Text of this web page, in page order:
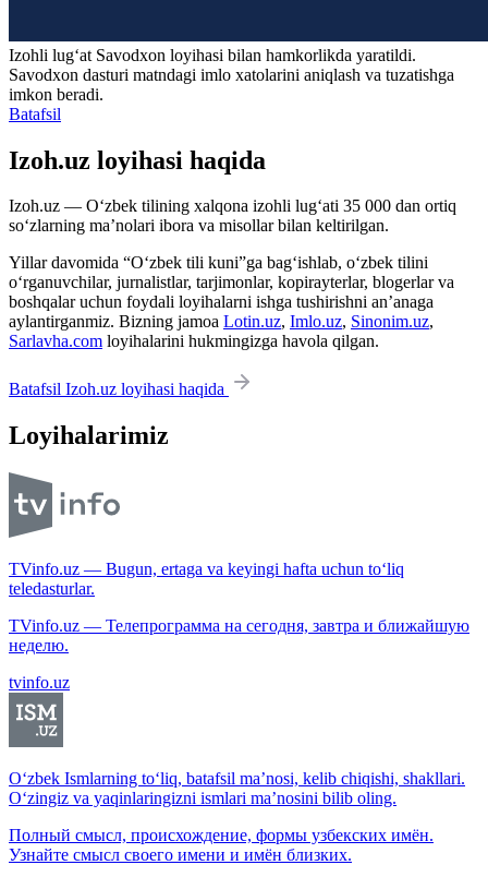
Izohli lugʻat Savodxon loyihasi bilan hamkorlikda yaratildi.
Savodxon dasturi matndagi imlo xatolarini aniqlash va tuzatishga
imkon beradi.
Batafsil
Izoh.uz loyihasi haqida
Izoh.uz — O‘zbek tilining xalqona izohli lug‘ati 35 000 dan ortiq
so‘zlarning ma’nolari ibora va misollar bilan keltirilgan.
Yillar davomida “O‘zbek tili kuni”ga bag‘ishlab, o‘zbek tilini
o‘rganuvchilar, jurnalistlar, tarjimonlar, kopirayterlar, blogerlar va
boshqalar uchun foydali loyihalarni ishga tushirishni an’anaga
aylantirganmiz. Bizning jamoa Lotin.uz, Imlo.uz, Sinonim.uz,
Sarlavha.com loyihalarini hukmingizga havola qilgan.
Batafsil Izoh.uz loyihasi haqida
Loyihalarimiz
TVinfo.uz — Bugun, ertaga va keyingi hafta uchun to‘liq
teledasturlar.
TVinfo.uz — Телепрограмма на сегодня, завтра и ближайшую
неделю.
tvinfo.uz
O‘zbek Ismlarning to‘liq, batafsil ma’nosi, kelib chiqishi, shakllari.
O‘zingiz va yaqinlaringizni ismlari ma’nosini bilib oling.
Полный смысл, происхождение, формы узбекских имён.
Узнайте смысл своего имени и имён близких.